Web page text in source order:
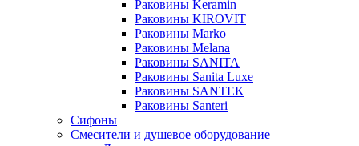
Раковины Keramin
Раковины KIROVIT
Раковины Marko
Раковины Melana
Раковины SANITA
Раковины Sanita Luxe
Раковины SANTEK
Раковины Santeri
Сифоны
Смесители и душевое оборудование